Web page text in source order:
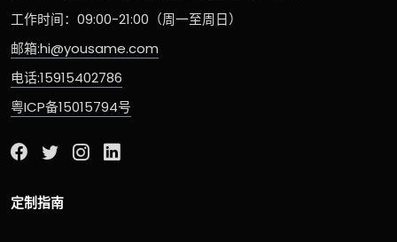
工作时间：09:00-21:00（周一至周日）
邮箱:hi@yousame.com
电话:15915402786
粤ICP备15015794号
定制指南